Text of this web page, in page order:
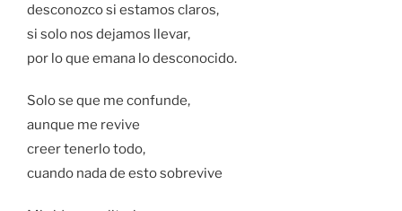
desconozco si estamos claros,
si solo nos dejamos llevar,
por lo que emana lo desconocido.
Solo se que me confunde,
aunque me revive
creer tenerlo todo,
cuando nada de esto sobrevive